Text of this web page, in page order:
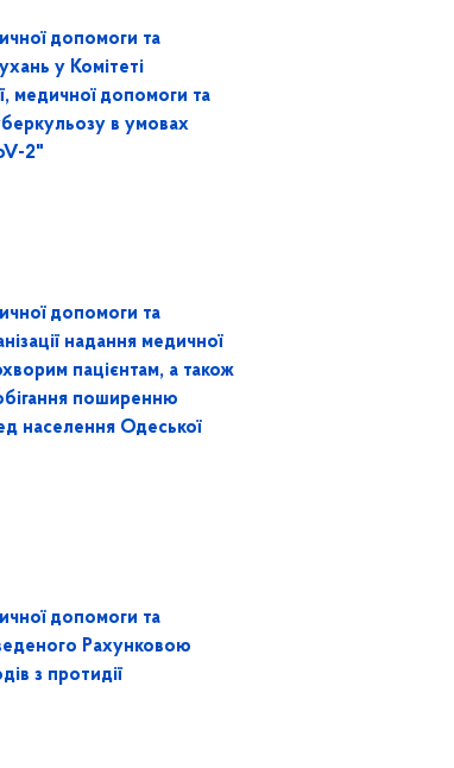
допомоги та
у Комітеті
медичної допомоги та
в умовах
2"
допомоги та
надання медичної
пацієнтам, а також
поширенню
населення Одеської
допомоги та
Рахунковою
з протидії